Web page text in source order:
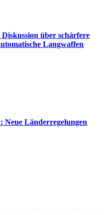
über schärfere
Langwaffen
Neue Länderregelungen